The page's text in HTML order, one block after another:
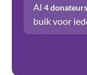
Al 4donateurs
buik voor